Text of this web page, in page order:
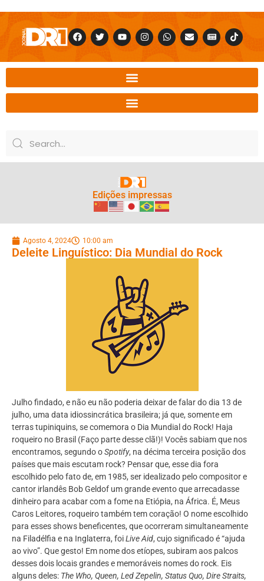
Edições impressas
Agosto 4, 2024 10:00 am
Deleite Linguístico: Dia Mundial do Rock
Julho findado, e não eu não poderia deixar de falar do dia 13 de
julho, uma data idiossincrática brasileira; já que, somente em
terras tupiniquins, se comemora o Dia Mundial do Rock! Haja
roqueiro no Brasil (Faço parte desse clã!)! Vocês sabiam que nos
encontramos, segundo oSpotify, na décima terceira posição dos
países que mais escutam rock? Pensar que, esse dia fora
escolhido pelo fato de, em 1985, ser idealizado pelo compositor e
cantor irlandês Bob Geldof um grande evento que arrecadasse
dinheiro para acabar com a fome na Etiópia, na África. É, Meus
Caros Leitores, roqueiro também tem coração! O nome escolhido
para esses shows beneficentes, que ocorreram simultaneamente
na Filadélfia e na Inglaterra, foiLive Aid, cujo significado é “ajuda
ao vivo”. Que gesto! Em nome dos etíopes, subiram aos palcos
desses dois locais grandes e memoráveis nomes do rock. Eis
alguns deles: The Who, Queen, Led Zepelin, Status Quo, Dire Straits,